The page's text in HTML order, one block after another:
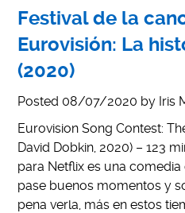
Festival de la
Eurovisión: La
(2020)
Posted 08/07/2020 by Iris
Eurovision Song Contest:
David Dobkin, 2020) – 123
para Netflix es una
pase buenos momentos y
pena verla, más en estos